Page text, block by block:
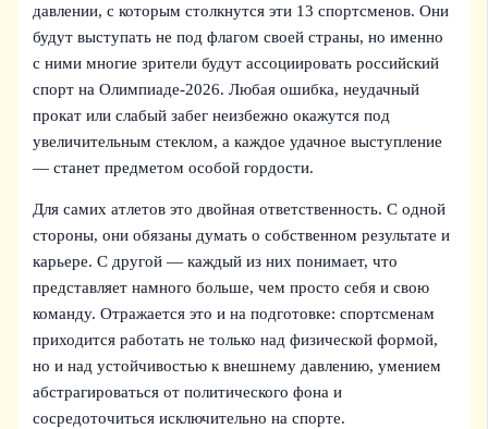
давлении, с которым столкнутся эти 13 спортсменов. Они
будут выступать не под флагом своей страны, но именно
с ними многие зрители будут ассоциировать российский
спорт на Олимпиаде‑2026. Любая ошибка, неудачный
прокат или слабый забег неизбежно окажутся под
увеличительным стеклом, а каждое удачное выступление
— станет предметом особой гордости.
Для самих атлетов это двойная ответственность. С одной
стороны, они обязаны думать о собственном результате и
карьере. С другой — каждый из них понимает, что
представляет намного больше, чем просто себя и свою
команду. Отражается это и на подготовке: спортсменам
приходится работать не только над физической формой,
но и над устойчивостью к внешнему давлению, умением
абстрагироваться от политического фона и
сосредоточиться исключительно на спорте.